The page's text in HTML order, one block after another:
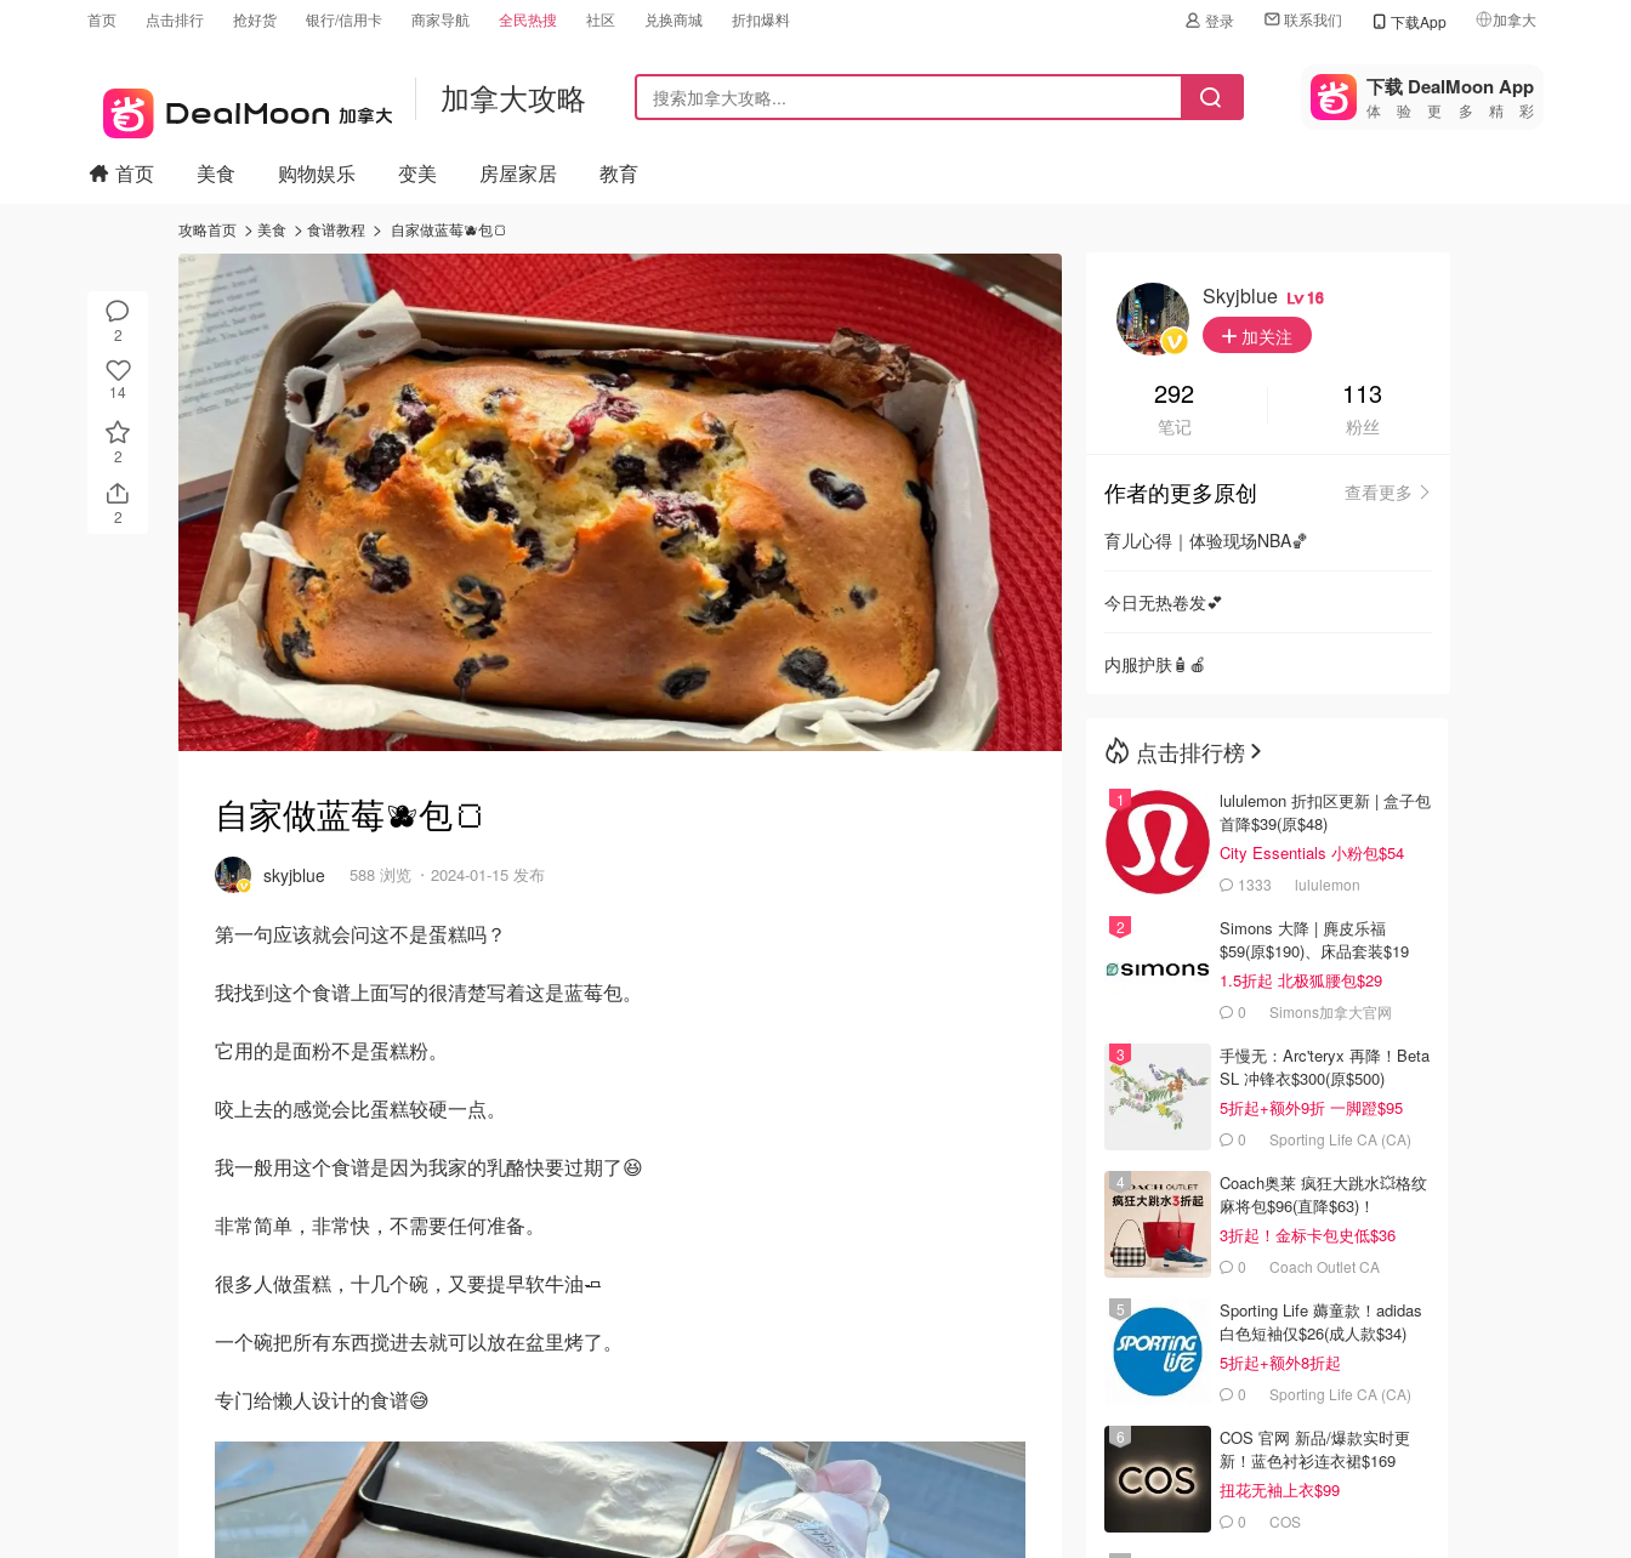
首页 点击排行 抢好货 银行/信用卡 商家导航 全民热搜 社区 兑换商城 折扣爆料 登录 联系我们 下载App 加拿大
🇺🇸
美国
🇨🇳中国
🇮🇹
🇦🇺
🇳🇿新西兰
加拿大攻略 下载 DealMoon App
体验更多精彩
2
14
2
2
首页 美食 购物娱乐 变美 房屋家居 教育
攻略首页 美食 食谱教程 自家做蓝莓🫐包🍞
自家做蓝莓🫐包🍞
skyjblue 588 浏览 2024-01-15 发布
第一句应该就会问这不是蛋糕吗？
我找到这个食谱上面写的很清楚写着这是蓝莓包。
它用的是面粉不是蛋糕粉。
咬上去的感觉会比蛋糕较硬一点。
我一般用这个食谱是因为我家的乳酪快要过期了😆
非常简单，非常快，不需要任何准备。
很多人做蛋糕，十几个碗，又要提早软牛油🧈
一个碗把所有东西搅进去就可以放在盆里烤了。
专门给懒人设计的食谱😅
Skyjblue 16
加关注
292
笔记
113
粉丝
作者的更多原创
查看更多
育儿心得｜体验现场NBA🏀
今日无热卷发💕
内服护肤🧴🍎
点击排行榜
lululemon 折扣区更新 | 盒子包
首降$39(原$48)
City Essentials 小粉包$54
1333 lululemon
Simons 大降 | 麂皮乐福
$59(原$190)、床品套装$19
1.5折起 北极狐腰包$29
0 Simons加拿大官网
手慢无：Arc'teryx 再降！Beta
SL 冲锋衣$300(原$500)
5折起+额外9折 一脚蹬$95
0 Sporting Life CA (CA)
Coach奥莱 疯狂大跳水💥格纹
麻将包$96(直降$63)！
3折起！金标卡包史低$36
0 Coach Outlet CA
Sporting Life 薅童款！adidas
白色短袖仅$26(成人款$34)
5折起+额外8折起
0 Sporting Life CA (CA)
COS 官网 新品/爆款实时更
新！蓝色衬衫连衣裙$169
扭花无袖上衣$99
0 COS